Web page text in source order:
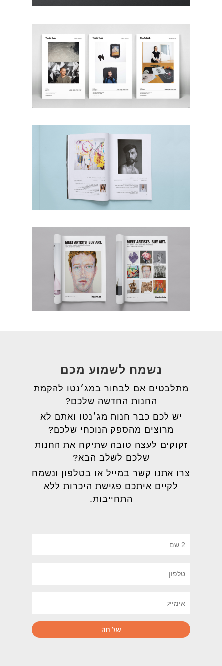
נשמח לשמוע מכם
מתלבטים אם לבחור במג׳נטו להקמת
החנות החדשה שלכם?
יש לכם כבר חנות מג׳נטו ואתם לא
מרוצים מהספק הנוכחי שלכם?
זקוקים לעצה טובה שתיקח את החנות
שלכם לשלב הבא?
צרו אתנו קשר במייל או בטלפון ונשמח
לקיים איתכם פגישת היכרות ללא
התחייבות.